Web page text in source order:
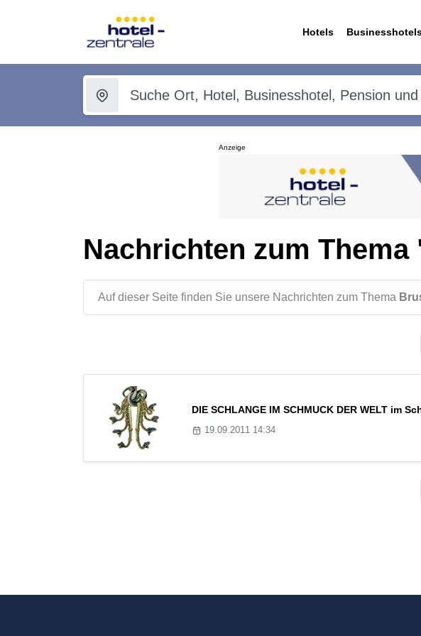
Hotels
Anzeige
Nachrichten zum
Auf dieser Seite finden Sie unsere Nachrichten zum Thema
DIE SCHLANGE IM SCHMUCK DER WELT im
19.09.2011 14:34